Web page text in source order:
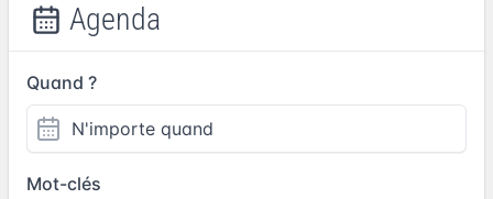
Agenda
Quand ?
Mot-clés